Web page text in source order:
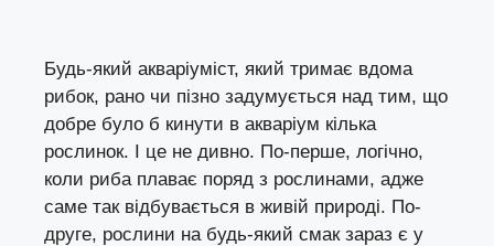
Будь-який акваріуміст, який тримає вдома
рибок, рано чи пізно задумується над тим, що
добре було б кинути в акваріум кілька
рослинок. І це не дивно. По-перше, логічно,
коли риба плаває поряд з рослинами, адже
саме так відбувається в живій природі. По-
друге, рослини на будь-який смак зараз є у